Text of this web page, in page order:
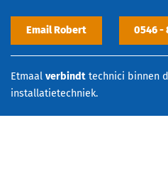
Email Robert 0546 -
Etmaal verbindt technici binnen
installatietechniek.